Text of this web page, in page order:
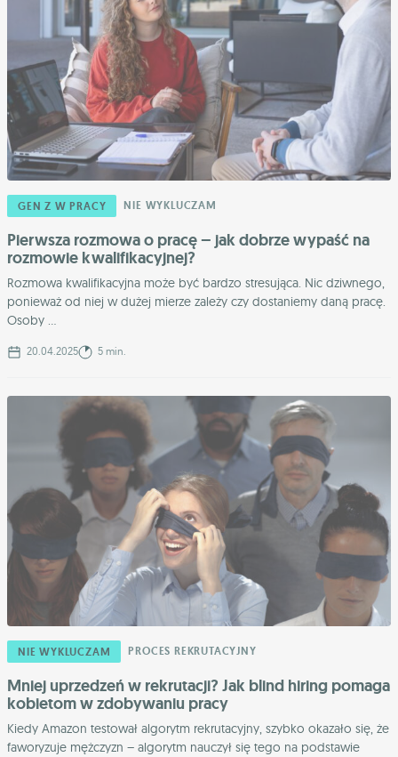
GEN Z W PRACY NIE WYKLUCZAM
Pierwsza rozmowa o pracę – jak dobrze wypaść na
rozmowie kwalifikacyjnej?
Rozmowa kwalifikacyjna może być bardzo stresująca. Nic dziwnego,
ponieważ od niej w dużej mierze zależy czy dostaniemy daną pracę.
Osoby ...
20.04.2025 5 min.
NIE WYKLUCZAM PROCES REKRUTACYJNY
Mniej uprzedzeń w rekrutacji? Jak blind hiring pomaga
kobietom w zdobywaniu pracy
Kiedy Amazon testował algorytm rekrutacyjny, szybko okazało się, że
faworyzuje mężczyzn – algorytm nauczył się tego na podstawie